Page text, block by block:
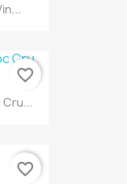
Cru...
favorite_border
favorite_border